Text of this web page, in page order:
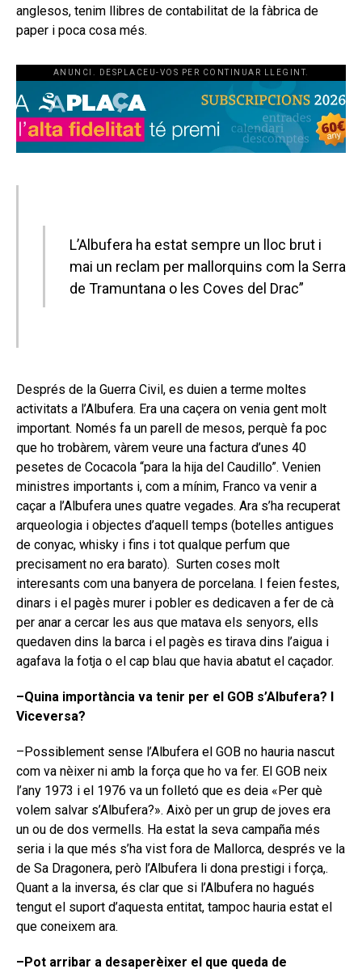
anglesos, tenim llibres de contabilitat de la fàbrica de
paper i poca cosa més.
ANUNCI. DESPLACEU-VOS PER CONTINUAR LLEGINT.
L’Albufera ha estat sempre un lloc brut i
mai un reclam per mallorquins com la Serra
de Tramuntana o les Coves del Drac”
Després de la Guerra Civil, es duien a terme moltes
activitats a l’Albufera. Era una caçera on venia gent molt
important. Només fa un parell de mesos, perquè fa poc
que ho trobàrem, vàrem veure una factura d’unes 40
pesetes de Cocacola “para la hija del Caudillo”. Venien
ministres importants i, com a mínim, Franco va venir a
caçar a l’Albufera unes quatre vegades. Ara s’ha recuperat
arqueologia i objectes d’aquell temps (botelles antigues
de conyac, whisky i fins i tot qualque perfum que
precisament no era barato). Surten coses molt
interesants com una banyera de porcelana. I feien festes,
dinars i el pagès murer i pobler es dedicaven a fer de cà
per anar a cercar les aus que matava els senyors, ells
quedaven dins la barca i el pagès es tirava dins l’aigua i
agafava la fotja o el cap blau que havia abatut el caçador.
–Quina importància va tenir per el GOB s’Albufera? I
Viceversa?
–Possiblement sense l’Albufera el GOB no hauria nascut
com va nèixer ni amb la força que ho va fer. El GOB neix
l’any 1973 i el 1976 va un folletó que es deia «Per què
volem salvar s’Albufera?». Això per un grup de joves era
un ou de dos vermells. Ha estat la seva campaña més
seria i la que més s’ha vist fora de Mallorca, després ve la
de Sa Dragonera, però l’Albufera li dona prestigi i força,.
Quant a la inversa, és clar que si l’Albufera no hagués
tengut el suport d’aquesta entitat, tampoc hauria estat el
que coneixem ara.
–Pot arribar a desaperèixer el que queda de